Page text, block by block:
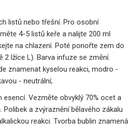
listů nebo třešní. Pro osobní
4-5 listů keře a nalijte 200 ml
na chlazení. Poté ponořte zem do
2 lžíce L). Barva infuze se změní.
znamenat kyselou reakci, modro -
- neutrální;
Vezměte obvyklý 70% ocet a
Polibek a zvýraznění bělavého zákalu
reakci. Tvorba bublin znamená